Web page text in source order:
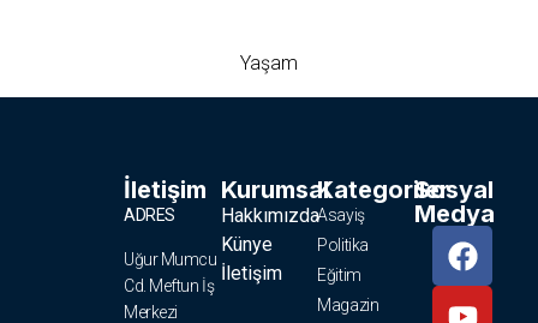
Yaşam
İletişim
ADRES
Uğur Mumcu
Cd. Meftun İş
Merkezi
Kurumsal
Hakkımızda
Künye
İletişim
Kategoriler
Asayiş
Politika
Eğitim
Magazin
Sosyal
Medya